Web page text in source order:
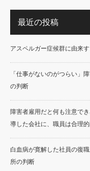
最近の投稿
アスペルガー症候群に由来
「仕事がないのがつらい」
の判断
障害者雇用だと何も注意で
導した会社に、職員は合理
白血病が寛解した社員の復
所の判断